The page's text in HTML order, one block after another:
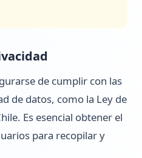
de cumplir con las
de datos, como la Ley de
Es esencial obtener el
para recopilar y